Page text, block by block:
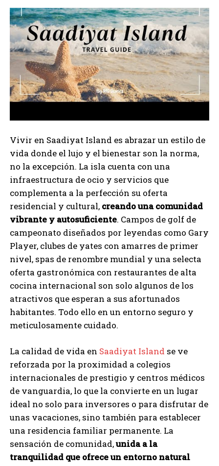
Vivir en Saadiyat Island es abrazar un estilo de
vida donde el lujo y el bienestar son la norma,
no la excepción. La isla cuenta con una
infraestructura de ocio y servicios que
complementa a la perfección su oferta
residencial y cultural, creando una comunidad
vibrante y autosuficiente. Campos de golf de
campeonato diseñados por leyendas como Gary
Player, clubes de yates con amarres de primer
nivel, spas de renombre mundial y una selecta
oferta gastronómica con restaurantes de alta
cocina internacional son solo algunos de los
atractivos que esperan a sus afortunados
habitantes. Todo ello en un entorno seguro y
meticulosamente cuidado.
La calidad de vida en Saadiyat Island se ve
reforzada por la proximidad a colegios
internacionales de prestigio y centros médicos
de vanguardia, lo que la convierte en un lugar
ideal no solo para inversores o para disfrutar de
unas vacaciones, sino también para establecer
una residencia familiar permanente. La
sensación de comunidad,unida a la
tranquilidad que ofrece un entorno natural